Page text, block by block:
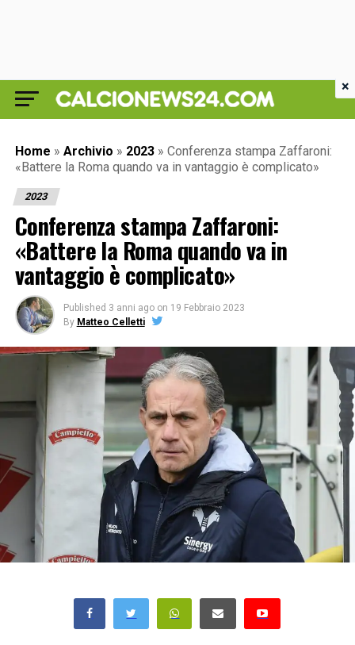
Home » Archivio » 2023 » Conferenza stampa Zaffaroni:
«Battere la Roma quando va in vantaggio è complicato»
2023
Conferenza stampa Zaffaroni:
«Battere la Roma quando va in
vantaggio è complicato»
Published 3 anni ago on 19 Febbraio 2023
By Matteo Celletti
×